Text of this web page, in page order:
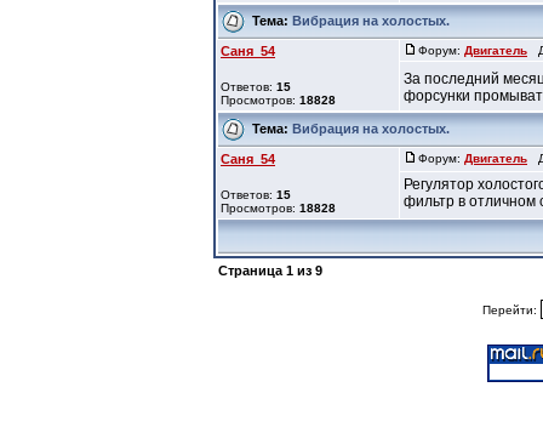
Тема: Вибрация на холостых.
Саня_54
Ответов: 15
Просмотров: 18828
Форум: Двигатель
За последний
форсунки
Тема: Вибрация на холостых.
Саня_54
Ответов: 15
Просмотров: 18828
Форум: Двигатель
Регулятор
фильтр в отличном
Страница 1 из 9
Перейти: